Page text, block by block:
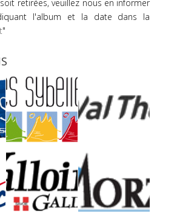
retirées, veuillez nous en informer
l'album et la date dans la
"